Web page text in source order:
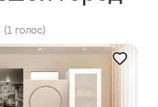
(1 голос)